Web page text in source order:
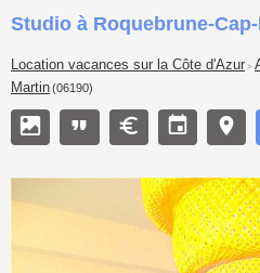
Studio à Roquebrune-
Location vacances sur la Côte d'Azur >
Martin(06190)